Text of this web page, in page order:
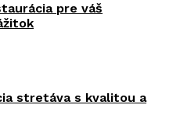
pre váš
stretáva s kvalitou a